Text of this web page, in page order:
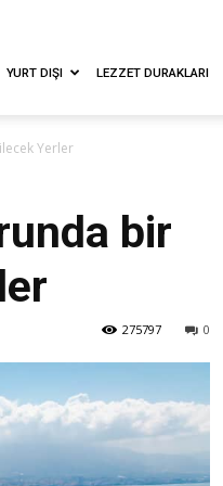
YURT DIŞI LEZZET DURAKLARI
Yerler
bir
0
275797